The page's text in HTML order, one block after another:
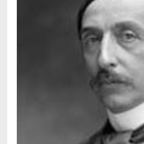
Abdel-Fattah, Randa
Abrahams, Peter (f. 1947)